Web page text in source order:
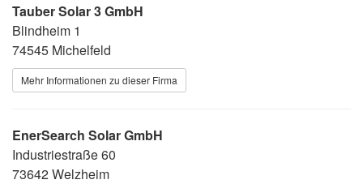
Tauber Solar 3 GmbH
Blindheim 1
74545 Michelfeld
Mehr Informationen zu dieser Firma
EnerSearch Solar GmbH
Industriestraße 60
73642 Welzheim